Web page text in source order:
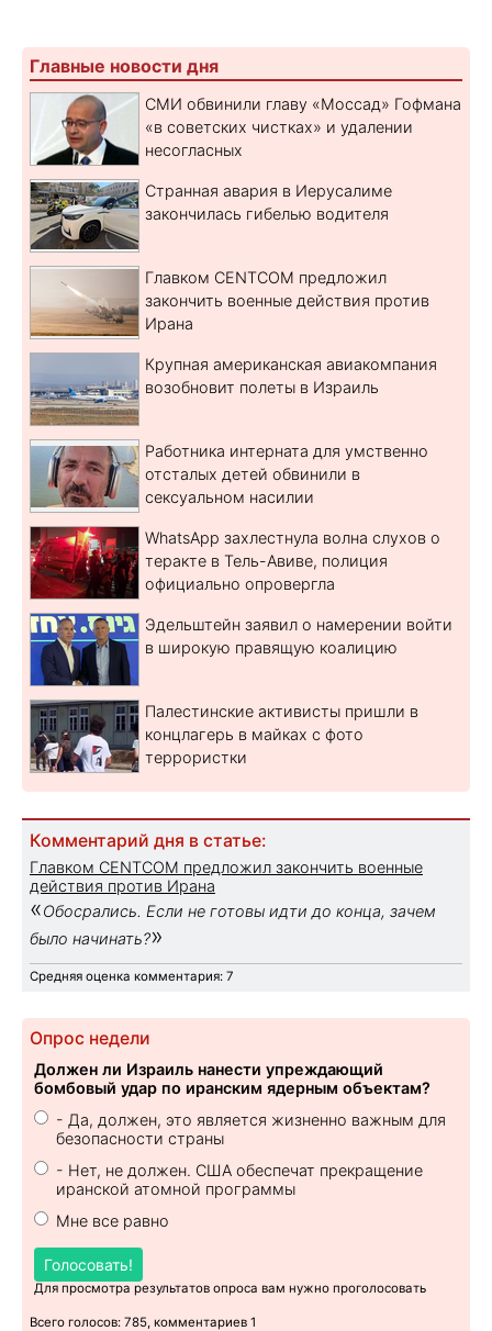
Главные новости дня
СМИ обвинили главу «Моссад» Гофмана
«в советских чистках» и удалении
несогласных
Странная авария в Иерусалиме
закончилась гибелью водителя
Главком CENTCOM предложил
закончить военные действия против
Ирана
Крупная американская авиакомпания
возобновит полеты в Израиль
Работника интерната для умственно
отсталых детей обвинили в
сексуальном насилии
WhatsApp захлестнула волна слухов о
теракте в Тель-Авиве, полиция
официально опровергла
Эдельштейн заявил о намерении войти
в широкую правящую коалицию
Палестинские активисты пришли в
концлагерь в майках с фото
террористки
Комментарий дня в статье:
Главком CENTCOM предложил закончить военные
действия против Ирана
«Обосрались. Если не готовы идти до конца, зачем
было начинать?»
Средняя оценка комментария: 7
Опрос недели
Должен ли Израиль нанести упреждающий
бомбовый удар по иранским ядерным объектам?
- Да, должен, это является жизненно важным для
безопасности страны
- Нет, не должен. США обеспечат прекращение
иранской атомной программы
Мне все равно
Голосовать!
Для просмотра результатов опроса вам нужно проголосовать
Всего голосов: 785, комментариев 1